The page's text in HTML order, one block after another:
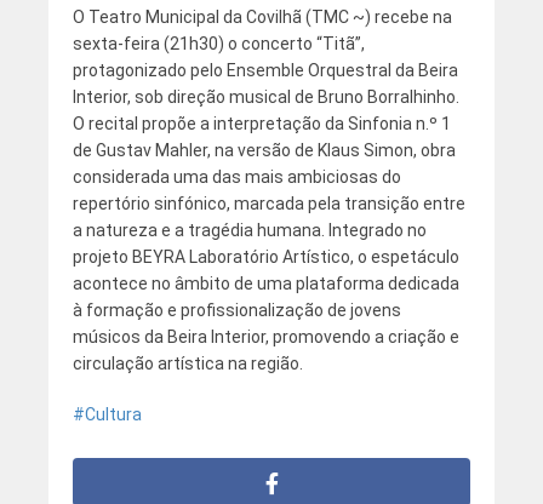
O Teatro Municipal da Covilhã (TMC ~) recebe na
sexta-feira (21h30) o concerto “Titã”,
protagonizado pelo Ensemble Orquestral da Beira
Interior, sob direção musical de Bruno Borralhinho.
O recital propõe a interpretação da Sinfonia n.º 1
de Gustav Mahler, na versão de Klaus Simon, obra
considerada uma das mais ambiciosas do
repertório sinfónico, marcada pela transição entre
a natureza e a tragédia humana. Integrado no
projeto BEYRA Laboratório Artístico, o espetáculo
acontece no âmbito de uma plataforma dedicada
à formação e profissionalização de jovens
músicos da Beira Interior, promovendo a criação e
circulação artística na região.
Cultura